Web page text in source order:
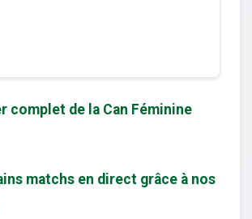
complet de la Can Féminine
matchs en direct grâce à nos